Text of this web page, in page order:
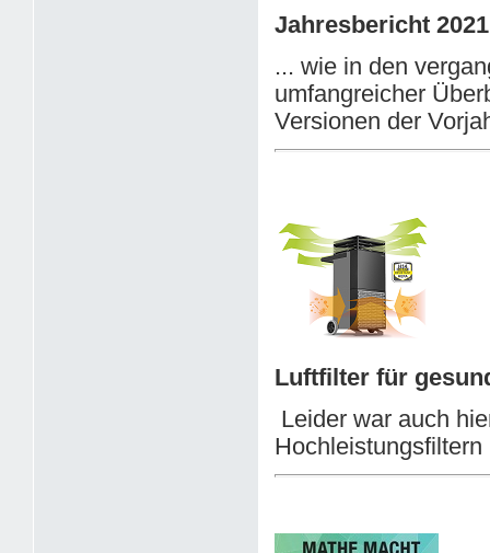
Jahresbericht
... wie in den
umfangreicher
Versionen der
Luftfilter für
Leider war auch